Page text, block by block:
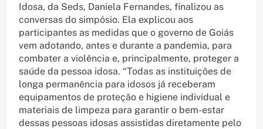
Idosa, da Seds, Daniela Fernandes, finalizou as
conversas do simpósio. Ela explicou aos
participantes as medidas que o governo de Goiás
vem adotando, antes e durante a pandemia, para
combater a violência e, principalmente, proteger a
saúde da pessoa idosa. “Todas as instituições de
longa permanência para idosos já receberam
equipamentos de proteção e higiene individual e
materiais de limpeza para garantir o bem-estar
dessas pessoas idosas assistidas diretamente pelo